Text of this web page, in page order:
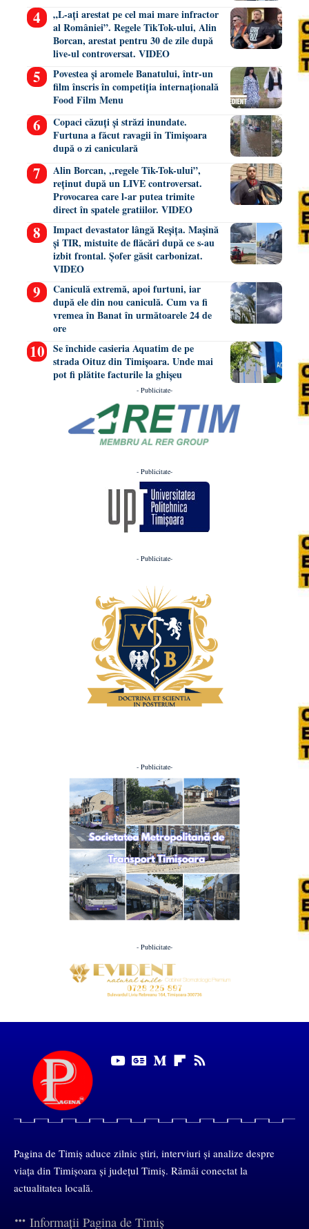
„L-ați arestat pe cel mai mare infractor
al României”. Regele TikTok-ului, Alin
Borcan, arestat pentru 30 de zile după
live-ul controversat. VIDEO
Povestea și aromele Banatului, într-un
film înscris în competiția internațională
Food Film Menu
Copaci căzuți și străzi inundate.
Furtuna a făcut ravagii în Timișoara
după o zi caniculară
Alin Borcan, ,,regele Tik-Tok-ului”,
reținut după un LIVE controversat.
Provocarea care l-ar putea trimite
direct în spatele gratiilor. VIDEO
Impact devastator lângă Reșița. Mașină
și TIR, mistuite de flăcări după ce s-au
izbit frontal. Șofer găsit carbonizat.
VIDEO
Caniculă extremă, apoi furtuni, iar
după ele din nou caniculă. Cum va fi
vremea în Banat în următoarele 24 de
ore
Se închide casieria Aquatim de pe
strada Oituz din Timișoara. Unde mai
pot fi plătite facturile la ghișeu
- Publicitate-
- Publicitate-
- Publicitate-
- Publicitate-
- Publicitate-
Pagina de Timiș aduce zilnic știri, interviuri și analize despre
viața din Timișoara și județul Timiș. Rămâi conectat la
actualitatea locală.
Informații Pagina de Timiș